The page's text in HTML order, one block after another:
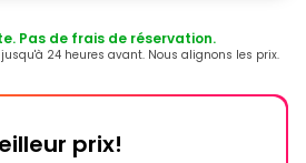
Pas de frais de réservation.
24 heures avant. Nous alignons les prix.
prix!